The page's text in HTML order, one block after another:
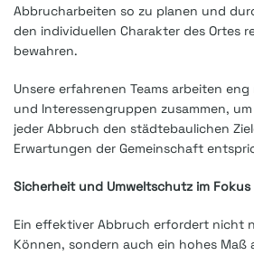
Abbrucharbeiten so zu planen und
den individuellen Charakter des Ortes
bewahren.
Unsere erfahrenen Teams arbeiten
und Interessengruppen zusammen,
jeder Abbruch den städtebaulichen
Erwartungen der Gemeinschaft
Sicherheit und Umweltschutz im Fokus
Ein effektiver Abbruch erfordert nicht
Können, sondern auch ein hohes Maß